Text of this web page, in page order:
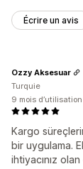
Écrire un avis
Kargo
bir uygulama.
ihtiyacınız
Ozzy Aksesuar
Turquie
9 mois